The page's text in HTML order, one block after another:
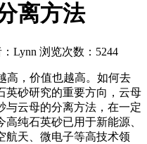
离方法
Lynn 浏览次数：5244
高，价值也越高。如何去
英砂研究的重要方向，云母
与云母的分离方法，在一定
纯石英砂已用于新能源、
航天、微电子等高技术领